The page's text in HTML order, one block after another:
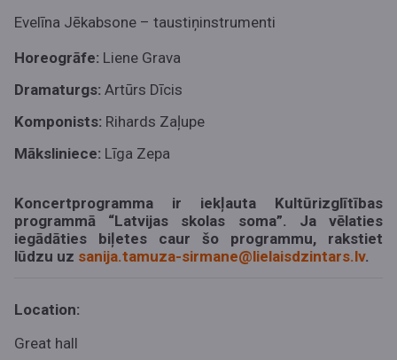
Evelīna Jēkabsone – taustiņinstrumenti
Horeogrāfe: Liene Grava
Dramaturgs: Artūrs Dīcis
Komponists: Rihards Zaļupe
Māksliniece: Līga Zepa
Koncertprogramma ir iekļauta Kultūrizglītības
programmā “Latvijas skolas soma”. Ja vēlaties
iegādāties biļetes caur šo programmu, rakstiet
lūdzu uz sanija.tamuza-sirmane@lielaisdzintars.lv.
Location:
Great hall